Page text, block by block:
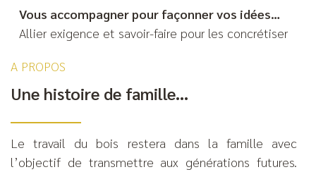
Vous accompagner pour façonner vos idées…
Allier exigence et savoir-faire pour les concrétiser
A PROPOS
Une histoire de famille…
Le travail du bois restera dans la famille avec
l’objectif de transmettre aux générations futures.